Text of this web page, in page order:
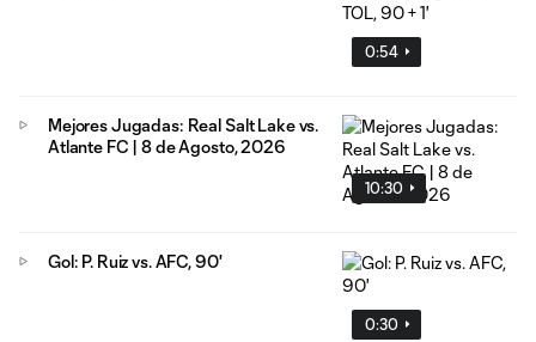
0:54
10:30
Mejores Jugadas: Real Salt Lake vs.
Atlante FC | 8 de Agosto, 2026
0:30
Gol: P. Ruiz vs. AFC, 90'